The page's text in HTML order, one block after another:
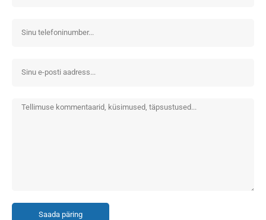
Saada päring